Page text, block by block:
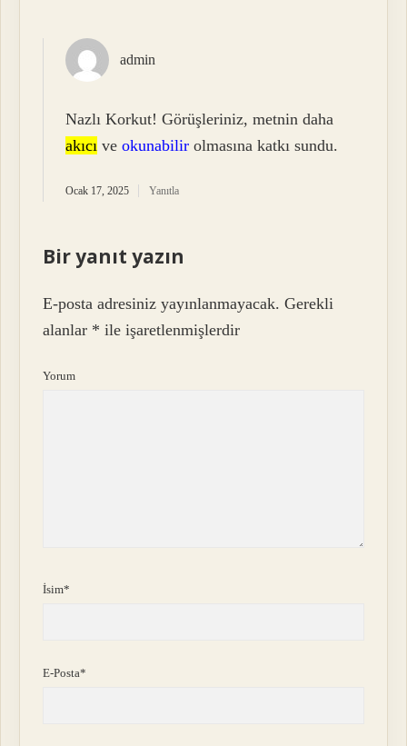
admin
Nazlı Korkut! Görüşleriniz, metnin daha
akıcı veokunabilir olmasına katkı sundu.
Ocak 17, 2025 Yanıtla
Bir yanıt yazın
E-posta adresiniz yayınlanmayacak. Gerekli
alanlar * ile işaretlenmişlerdir
Yorum
İsim*
E-Posta*